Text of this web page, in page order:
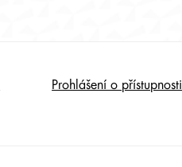
Prohlášení o přístupnosti